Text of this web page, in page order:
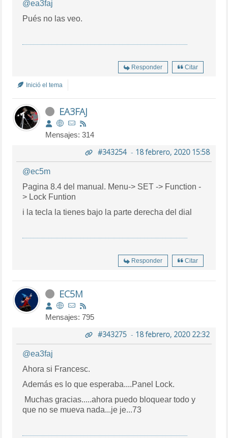
@ea3faj
Pués no las veo.
Responder Citar
Inició el tema
EA3FAJ
Mensajes: 314
#343254- 18 febrero, 2020 15:58
@ec5m
Pagina 8.4 del manual. Menu-> SET -> Function -
> Lock Funtion
i la tecla la tienes bajo la parte derecha del dial
Responder Citar
EC5M
Mensajes: 795
#343275- 18 febrero, 2020 22:32
@ea3faj
Ahora si Francesc.
Además es lo que esperaba....Panel Lock.
Muchas gracias.....ahora puedo bloquear todo y
que no se mueva nada...je je...73